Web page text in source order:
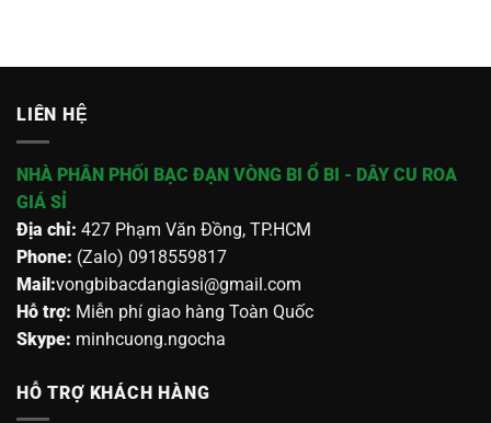
LIÊN HỆ
NHÀ PHÂN PHỐI BẠC ĐẠN VÒNG BI Ổ BI - DÂY CU ROA
GIÁ SỈ
Địa chỉ: 427 Phạm Văn Đồng, TP.HCM
Phone: (Zalo) 0918559817
Mail:vongbibacdangiasi@gmail.com
Hỗ trợ: Miễn phí giao hàng Toàn Quốc
Skype: minhcuong.ngocha
HỖ TRỢ KHÁCH HÀNG